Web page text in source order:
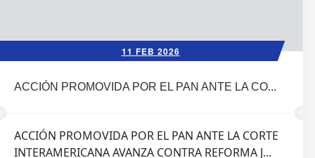
11 FEB 2026
ACCIÓN PROMOVIDA POR EL PAN ANTE LA CO...
ACCIÓN PROMOVIDA POR EL PAN ANTE LA CORTE
INTERAMERICANA AVANZA CONTRA REFORMA J...